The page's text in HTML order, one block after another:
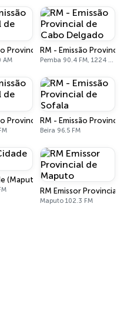
Provincial de Niassa
AM
RM - Emissão
Pemba 90.4 FM, 1224 AM
Provincial de Gaza
RM - Emissão
Beira 96.5 FM
(Maputo)
RM Emissor Provincial
Maputo 102.3 FM